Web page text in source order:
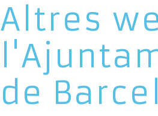
Altres
de